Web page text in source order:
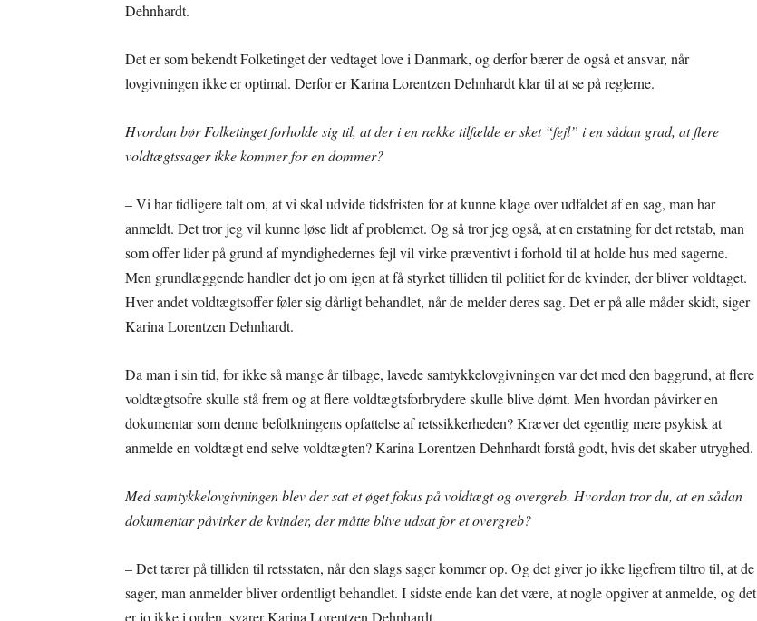
Dehnhardt.
Det er som bekendt Folketinget der vedtaget love i Danmark, og derfor bærer de også et ansvar, når
lovgivningen ikke er optimal. Derfor er Karina Lorentzen Dehnhardt klar til at se på reglerne.
Hvordan bør Folketinget forholde sig til, at der i en række tilfælde er sket “fejl” i en sådan grad, at flere
voldtægtssager ikke kommer for en dommer?
– Vi har tidligere talt om, at vi skal udvide tidsfristen for at kunne klage over udfaldet af en sag, man har
anmeldt. Det tror jeg vil kunne løse lidt af problemet. Og så tror jeg også, at en erstatning for det retstab, man
som offer lider på grund af myndighedernes fejl vil virke præventivt i forhold til at holde hus med sagerne.
Men grundlæggende handler det jo om igen at få styrket tilliden til politiet for de kvinder, der bliver voldtaget.
Hver andet voldtægtsoffer føler sig dårligt behandlet, når de melder deres sag. Det er på alle måder skidt, siger
Karina Lorentzen Dehnhardt.
Da man i sin tid, for ikke så mange år tilbage, lavede samtykkelovgivningen var det med den baggrund, at flere
voldtægtsofre skulle stå frem og at flere voldtægtsforbrydere skulle blive dømt. Men hvordan påvirker en
dokumentar som denne befolkningens opfattelse af retssikkerheden? Kræver det egentlig mere psykisk at
anmelde en voldtægt end selve voldtægten? Karina Lorentzen Dehnhardt forstå godt, hvis det skaber utryghed.
Med samtykkelovgivningen blev der sat et øget fokus på voldtægt og overgreb. Hvordan tror du, at en sådan
dokumentar påvirker de kvinder, der måtte blive udsat for et overgreb?
– Det tærer på tilliden til retsstaten, når den slags sager kommer op. Og det giver jo ikke ligefrem tiltro til, at de
sager, man anmelder bliver ordentligt behandlet. I sidste ende kan det være, at nogle opgiver at anmelde, og det
er jo ikke i orden, svarer Karina Lorentzen Dehnhardt.